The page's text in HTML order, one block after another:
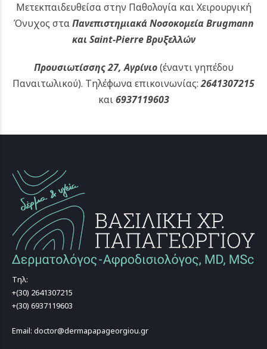
Μετεκπαιδευθείσα στην Παθολογία και Χειρουργική
Όνυχος σταΠανεπιστημιακά Νοσοκομεία Brugmann
και Saint-Pierre Βρυξελλών
Προυσιωτίσσης 27, Αγρίνιο(έναντι γηπέδου
Παναιτωλικού). Τηλέφωνα επικοινωνίας:2641307215
και6937119603
Τηλ:
+(30) 2641307215
+(30) 6937119603
Email: doctor@dermapapageorgiou.gr